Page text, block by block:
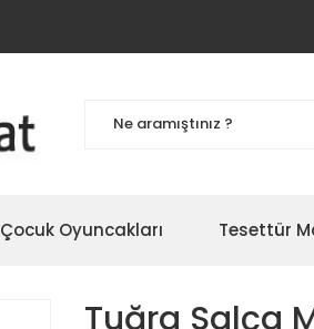
Çocuk Oyuncakları Tesettür
Tuğra Salça